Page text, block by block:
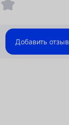
Добавить отзыв